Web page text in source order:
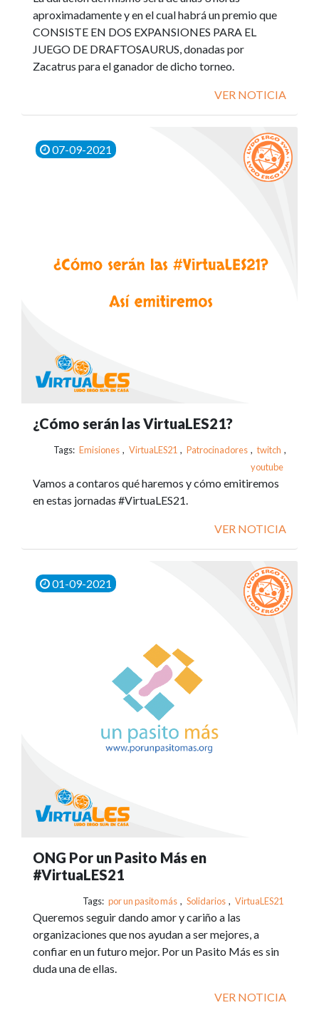
aproximadamente y en el cual habrá un premio que
CONSISTE EN DOS EXPANSIONES PARA EL
JUEGO DE DRAFTOSAURUS, donadas por
Zacatrus para el ganador de dicho torneo.
VER NOTICIA
07-09-2021
¿Cómo serán las VirtuaLES21?
Tags: Emisiones , VirtuaLES21 , Patrocinadores , twitch ,
youtube
Vamos a contaros qué haremos y cómo emitiremos
en estas jornadas #VirtuaLES21.
VER NOTICIA
01-09-2021
ONG Por un Pasito Más en
#VirtuaLES21
Tags: por un pasito más , Solidarios , VirtuaLES21
Queremos seguir dando amor y cariño a las
organizaciones que nos ayudan a ser mejores, a
confiar en un futuro mejor. Por un Pasito Más es sin
duda una de ellas.
VER NOTICIA